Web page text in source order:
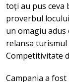
toți au pus ceva
proverbul
un omagiu
relansa turismul
Competitivitate
Campania a